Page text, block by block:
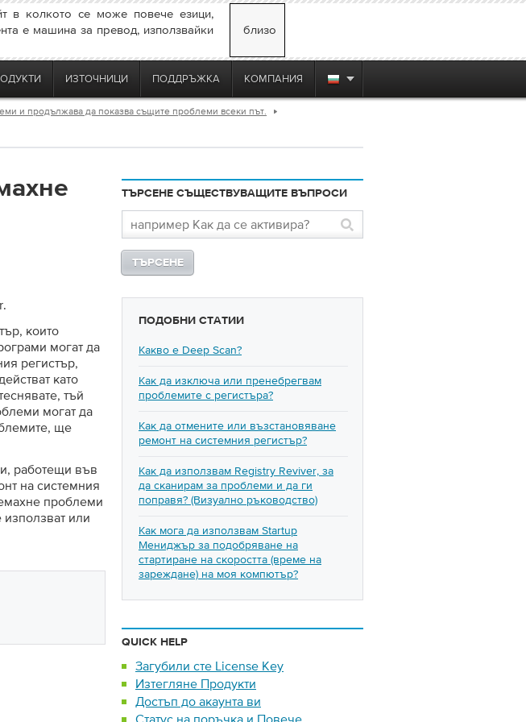
в колкото се може повече езици,
е машина за превод, използвайки
близо
ИЗТОЧНИЦИ ПОДДРЪЖКА КОМПАНИЯ
и продължава да показва същите проблеми всеки път.
които
могат да
регистър,
като
тъй
могат да
ще
работещи във
на системния
проблеми
или
ТЪРСЕНЕ СЪЩЕСТВУВАЩИТЕ ВЪПРОСИ
ПОДОБНИ СТАТИИ
Какво е Deep Scan?
Как да изключа или пренебрегвам
проблемите с регистъра?
Как да отмените или възстановяване
ремонт на системния регистър?
Как да използвам Registry Reviver, за
да сканирам за проблеми и да ги
поправя? (Визуално ръководство)
Как мога да използвам Startup
Мениджър за подобряване на
стартиране на скоростта (време на
зареждане) на моя компютър?
QUICK HELP
Загубили сте License Key
Изтегляне Продукти
Достъп до акаунта ви
Статус на поръчка и Повече